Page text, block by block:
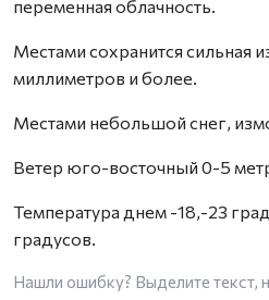
переменная облачность.
Местами сохранится сильная
миллиметров и более.
Местами небольшой снег,
Ветер юго-восточный 0-5
Температура днем -18,-23
градусов.
Нашли ошибку? Выделите текст,